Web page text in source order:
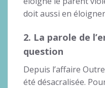
doit aussi en
2. La parole de
question
Depuis l’affaire
été désacralisée.